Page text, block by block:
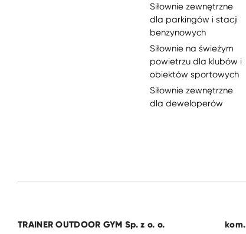
Siłownie zewnętrzne
dla parkingów i stacji
benzynowych
Siłownie na świeżym
powietrzu dla klubów i
obiektów sportowych
Siłownie zewnętrzne
dla deweloperów
TRAINER OUTDOOR GYM Sp. z o. o.
kom.